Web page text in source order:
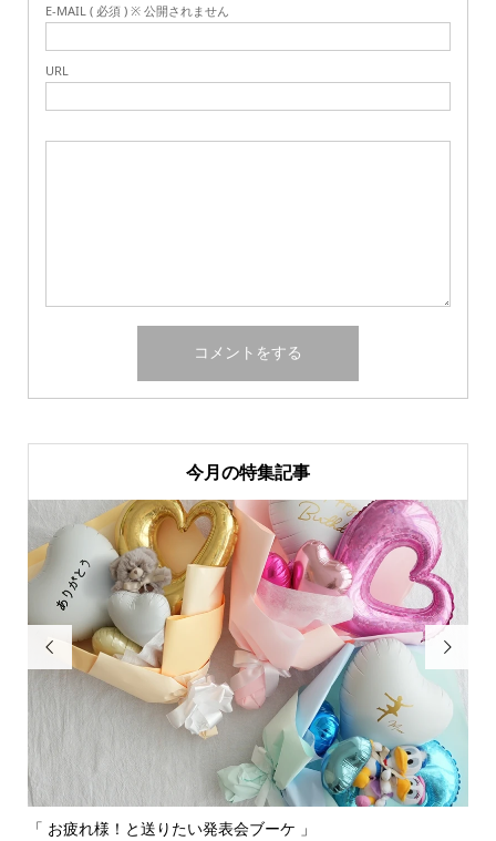
E-MAIL ( 必須 ) ※ 公開されません
URL
今月の特集記事

「 お疲れ様！と送りたい発表会ブーケ 」
